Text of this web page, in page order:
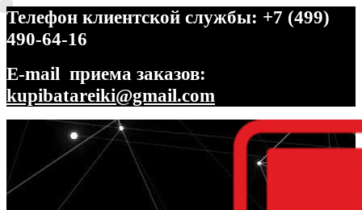
Телефон клиентской службы: +7 (499)
490-64-16
E-mail приема заказов:
kupibatareiki@gmail.com
Перейти
навигации
Перейти
содержимому